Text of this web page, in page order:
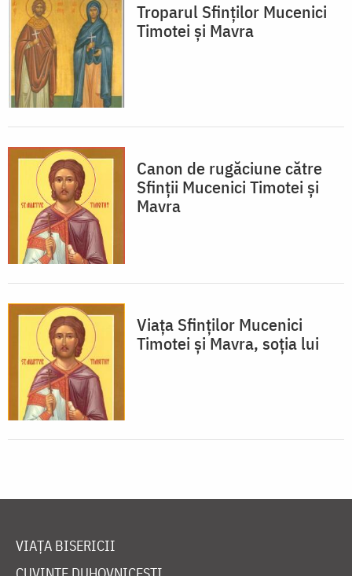
Troparul Sfinţilor Mucenici
Timotei şi Mavra
Canon de rugăciune către
Sfinţii Mucenici Timotei şi
Mavra
Viața Sfinților Mucenici
Timotei și Mavra, soția lui
VIAȚA BISERICII